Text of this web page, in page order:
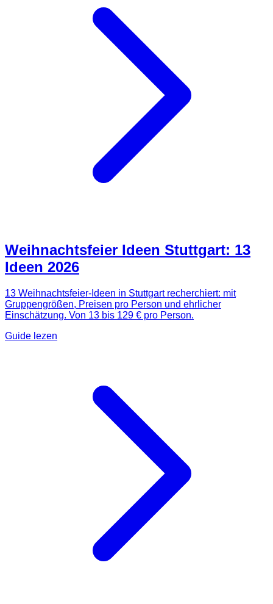
Weihnachtsfeier Ideen Stuttgart: 13
Ideen 2026
13 Weihnachtsfeier-Ideen in Stuttgart recherchiert: mit
Gruppengrößen, Preisen pro Person und ehrlicher
Einschätzung. Von 13 bis 129 € pro Person.
Guide lezen